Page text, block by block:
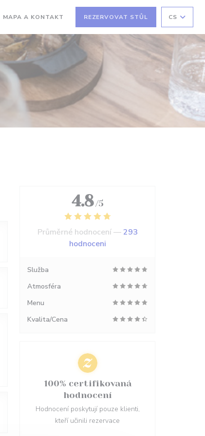
MAPA A KONTAKT REZERVOVAT STŮL CS
4.8 /5
Průměrné hodnocení —293
hodnoceni
Služba
Atmosféra
Menu
Kvalita/Cena
100% certifikovaná
hodnocení
Hodnocení poskytují pouze klienti,
kteří učinili rezervace